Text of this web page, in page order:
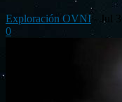
Exploración OVNI -
Jul
0